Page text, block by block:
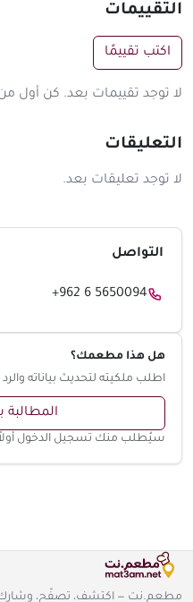
التقييمات
اكتب تقييمًا
لا توجد تقييمات بعد. كن أول
التعليقات
لا توجد تعليقات بعد.
التواصل
+962 6 5650094
هل هذا مطعمك؟
اطلب ملكيته لتحديث بياناته والرد
سيُطلب منك تسجيل الدخول
مطعم.نت — اكتشف، تصفّح،